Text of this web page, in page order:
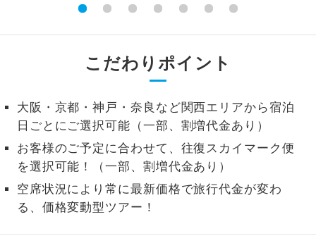
こだわりポイント
大阪・京都・神戸・奈良など関西エリアから宿泊
日ごとにご選択可能（一部、割増代金あり）
お客様のご予定に合わせて、往復スカイマーク便
を選択可能！（一部、割増代金あり）
空席状況により常に最新価格で旅行代金が変わ
る、価格変動型ツアー！
す。
2名様催行
2名様から出発可能な個人型プランで
おひとり様限定でご参加いただけるコー
1名様1室同代
金
1名様1室利用でも追加料金がかからない
コースです。
ご夫婦限定
す。
す。